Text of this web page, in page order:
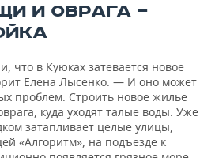
И ОВРАГА —
что в Куюках затевается новое
Елена Лысенко. — И оно может
проблем. Строить новое жилье
куда уходят талые воды. Уже
затапливает целые улицы,
«Алгоритм», на подъезде к